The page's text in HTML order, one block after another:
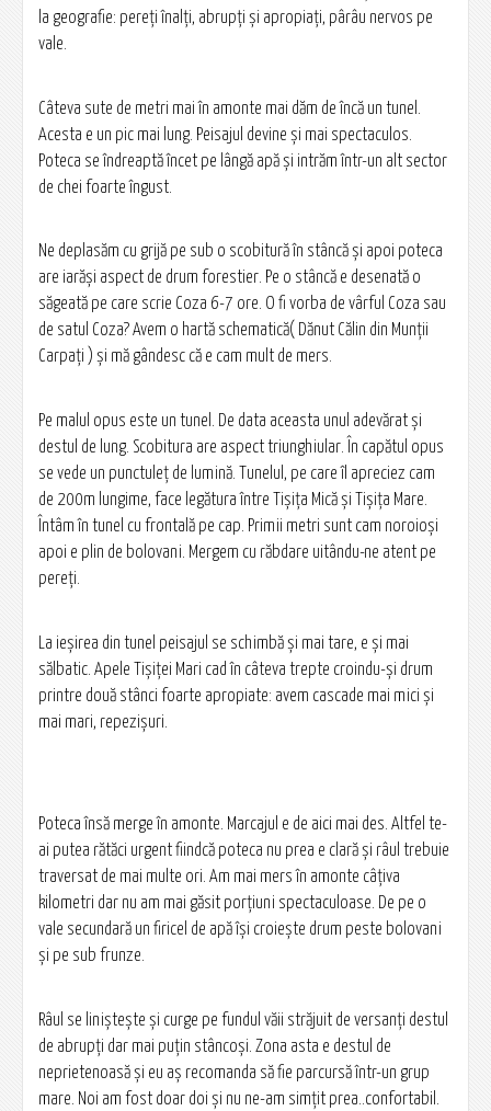
la geografie: pereţi înalţi, abrupţi şi apropiaţi, pârâu nervos pe
vale.
Câteva sute de metri mai în amonte mai dăm de încă un tunel.
Acesta e un pic mai lung. Peisajul devine şi mai spectaculos.
Poteca se îndreaptă încet pe lângă apă şi intrăm într-un alt sector
de chei foarte îngust.
Ne deplasăm cu grijă pe sub o scobitură în stâncă şi apoi poteca
are iarăşi aspect de drum forestier. Pe o stâncă e desenată o
săgeată pe care scrie Coza 6-7 ore. O fi vorba de vârful Coza sau
de satul Coza? Avem o hartă schematică( Dănut Călin din Munţii
Carpaţi ) şi mă gândesc că e cam mult de mers.
Pe malul opus este un tunel. De data aceasta unul adevărat şi
destul de lung. Scobitura are aspect triunghiular. În capătul opus
se vede un punctuleţ de lumină. Tunelul, pe care îl apreciez cam
de 200m lungime, face legătura între Tișița Mică şi Tișița Mare.
Întâm în tunel cu frontală pe cap. Primii metri sunt cam noroioşi
apoi e plin de bolovani. Mergem cu răbdare uitându-ne atent pe
pereţi.
La ieşirea din tunel peisajul se schimbă şi mai tare, e şi mai
sălbatic. Apele Tișiței Mari cad în câteva trepte croindu-şi drum
printre două stânci foarte apropiate: avem cascade mai mici şi
mai mari, repezişuri.
Poteca însă merge în amonte. Marcajul e de aici mai des. Altfel te-
ai putea rătăci urgent fiindcă poteca nu prea e clară şi râul trebuie
traversat de mai multe ori. Am mai mers în amonte câţiva
kilometri dar nu am mai găsit porţiuni spectaculoase. De pe o
vale secundară un firicel de apă îşi croieşte drum peste bolovani
şi pe sub frunze.
Râul se linişteşte şi curge pe fundul văii străjuit de versanţi destul
de abrupți dar mai puţin stâncoşi. Zona asta e destul de
neprietenoasă şi eu aş recomanda să fie parcursă într-un grup
mare. Noi am fost doar doi şi nu ne-am simţit prea..confortabil.